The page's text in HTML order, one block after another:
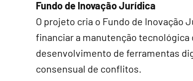
Fundo de Inovação Jurídica
O projeto cria o Fundo de Inovação
financiar a manutenção
desenvolvimento de ferramentas
consensual de conflitos.